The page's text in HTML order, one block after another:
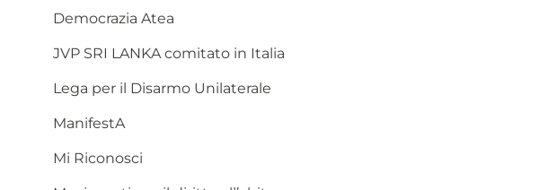
Democrazia Atea
JVP SRI LANKA comitato in Italia
Lega per il Disarmo Unilaterale
ManifestA
Mi Riconosci